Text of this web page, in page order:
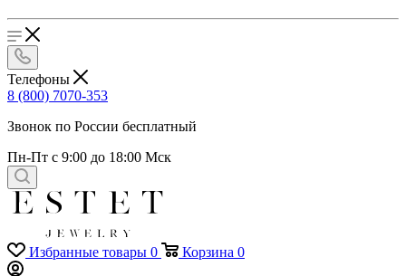
Телефоны
8 (800) 7070-353
Звонок по России бесплатный
Пн-Пт с 9:00 до 18:00 Мск
Избранные товары 0 Корзина 0